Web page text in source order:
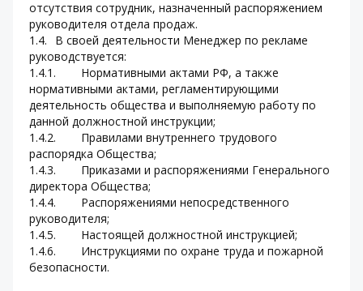
отсутствия сотрудник, назначенный распоряжением
руководителя отдела продаж.
1.4.	В своей деятельности Менеджер по рекламе
руководствуется:
1.4.1.	Нормативными актами РФ, а также
нормативными актами, регламентирующими
деятельность общества и выполняемую работу по
данной должностной инструкции;
1.4.2.	Правилами внутреннего трудового
распорядка Общества;
1.4.3.	Приказами и распоряжениями Генерального
директора Общества;
1.4.4.	Распоряжениями непосредственного
руководителя;
1.4.5.	Настоящей должностной инструкцией;
1.4.6.	Инструкциями по охране труда и пожарной
безопасности.